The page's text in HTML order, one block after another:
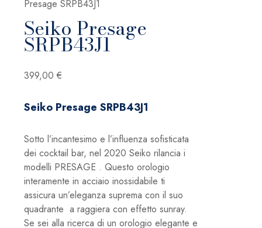
Presage SRPB43J1
Seiko Presage
SRPB43J1
399,00 €
Seiko Presage SRPB43J1
Sotto l’incantesimo e l’influenza sofisticata
dei cocktail bar, nel 2020 Seiko rilancia i
modelli PRESAGE . Questo orologio
interamente in acciaio inossidabile ti
assicura un’eleganza suprema con il suo
quadrante a raggiera con effetto sunray.
Se sei alla ricerca di un orologio elegante e